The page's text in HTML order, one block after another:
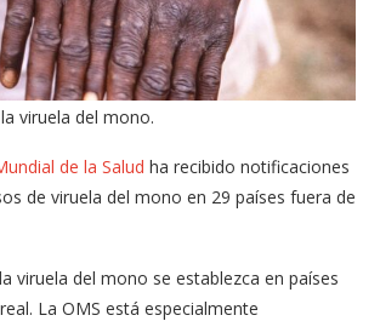
viruela del mono.
de la Salud ha recibido notificaciones
de viruela del mono en 29 países fuera de
viruela del mono se establezca en países
La OMS está especialmente